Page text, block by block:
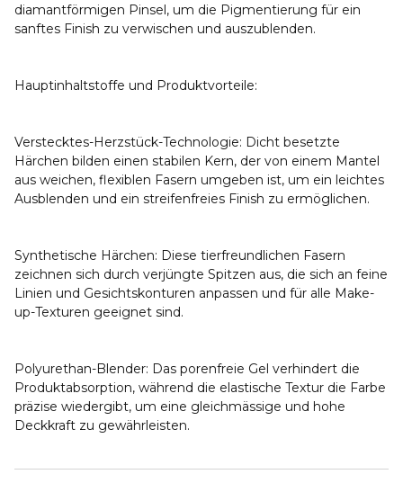
diamantförmigen Pinsel, um die Pigmentierung für ein
sanftes Finish zu verwischen und auszublenden.
Hauptinhaltstoffe und Produktvorteile:
Verstecktes-Herzstück-Technologie: Dicht besetzte
Härchen bilden einen stabilen Kern, der von einem Mantel
aus weichen, flexiblen Fasern umgeben ist, um ein leichtes
Ausblenden und ein streifenfreies Finish zu ermöglichen.
Synthetische Härchen: Diese tierfreundlichen Fasern
zeichnen sich durch verjüngte Spitzen aus, die sich an feine
Linien und Gesichtskonturen anpassen und für alle Make-
up-Texturen geeignet sind.
Polyurethan-Blender: Das porenfreie Gel verhindert die
Produktabsorption, während die elastische Textur die Farbe
präzise wiedergibt, um eine gleichmässige und hohe
Deckkraft zu gewährleisten.